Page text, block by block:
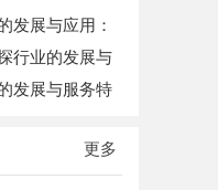
发展与应用：
行业的发展与
发展与服务特
更多